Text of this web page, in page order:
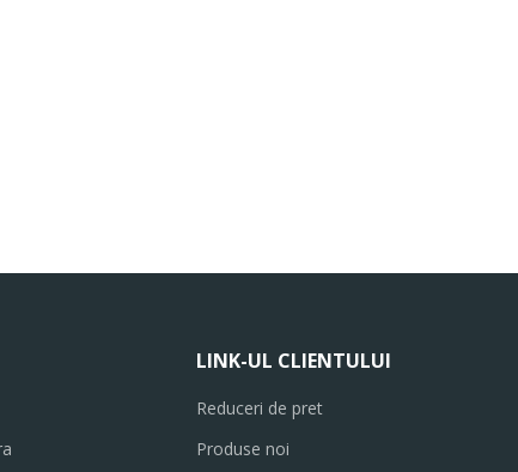
LINK-UL CLIENTULUI
Reduceri de pret
Produse noi